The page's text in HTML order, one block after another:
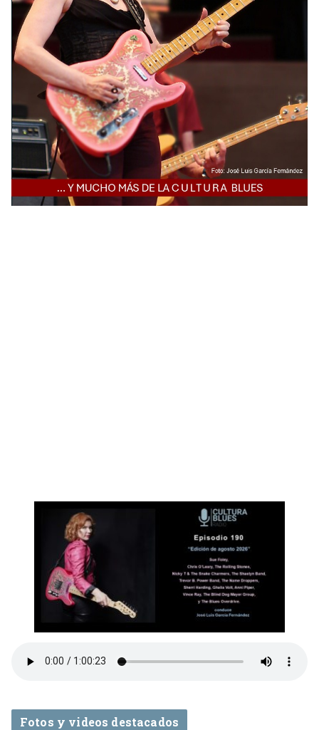
Fotos y videos destacados